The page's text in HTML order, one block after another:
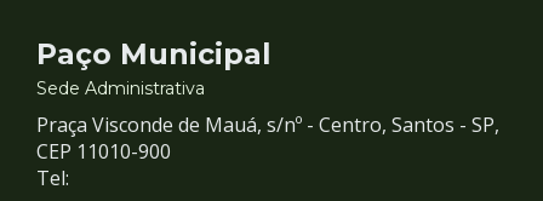
Contato
e
Redes
Paço Municipal
Sede Administrativa
Praça Visconde de Mauá, s/nº - Centro, Santos - SP,
CEP 11010-900
Tel: